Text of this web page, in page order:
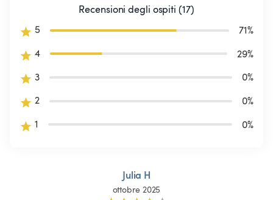
Recensioni degli ospiti (17)
5
71%
4
29%
3
0%
2
0%
1
0%
Julia H
ottobre 2025